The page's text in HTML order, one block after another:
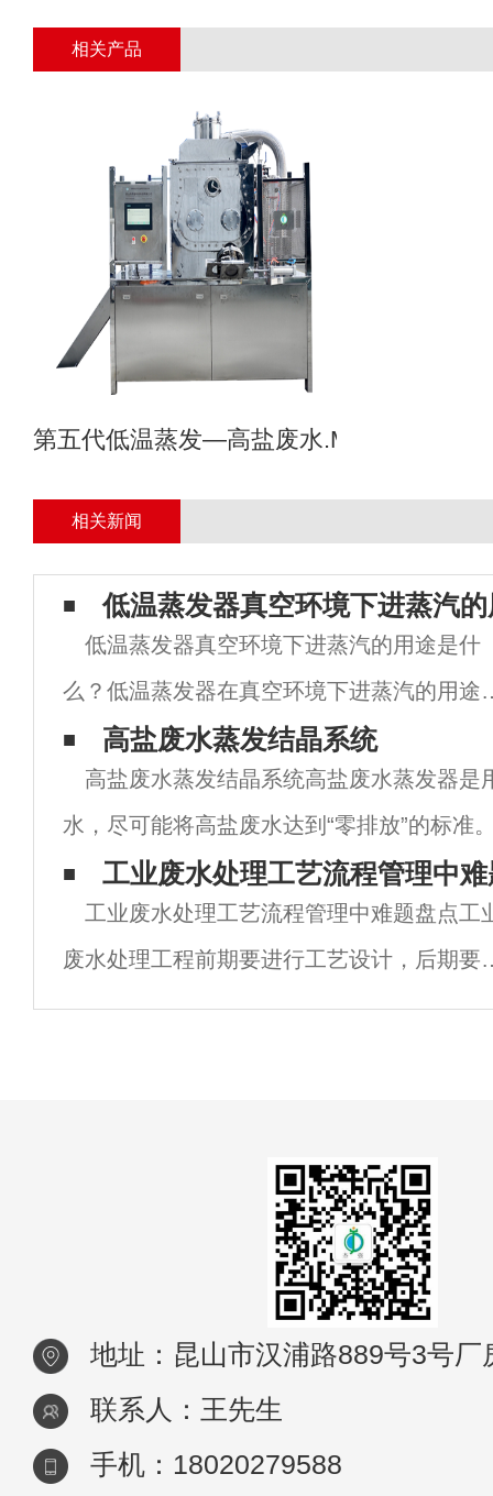
相关产品
第五代低温蒸发—高盐废水.MVR母液专业
相关新闻
低温蒸发器真空环境下进蒸汽
低温蒸发器真空环境下进蒸汽的用途是什
么？低温蒸发器在真空环境下进蒸汽的用途
要体现在以下几个方面：一、提高蒸发效率
降低沸点：在真空环境下，由于压力降低，
液的沸点也相应降低。这意味着在较低的温
下
高盐废水蒸发结晶系统
高盐废水蒸发结晶系统高盐废水蒸发器是
水，尽可能将高盐废水达到“零排放”的标准
器及高盐废水蒸发器如何零排放。一、高盐
工业废水零排放指的是在重复利用后，将其
工业废水处理工艺流程管理中
工业废水处理工艺流程管理中难题盘点工
废水处理工程前期要进行工艺设计，后期要
行项目工程管理，每一个流程都会遇到各种
地址：昆山市汉浦路889号3号厂
联系人：王先生
手机：18020279588